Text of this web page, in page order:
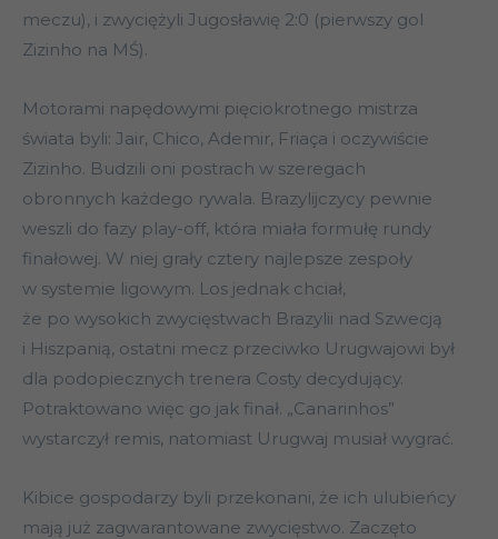
meczu), i zwyciężyli Jugosławię 2:0 (pierwszy gol
Zizinho na MŚ).
Motorami napędowymi pięciokrotnego mistrza
świata byli: Jair, Chico, Ademir, Friaça i oczywiście
Zizinho. Budzili oni postrach w szeregach
obronnych każdego rywala. Brazylijczycy pewnie
weszli do fazy play-off, która miała formułę rundy
finałowej. W niej grały cztery najlepsze zespoły
w systemie ligowym. Los jednak chciał,
że po wysokich zwycięstwach Brazylii nad Szwecją
i Hiszpanią, ostatni mecz przeciwko Urugwajowi był
dla podopiecznych trenera Costy decydujący.
Potraktowano więc go jak finał. „Canarinhos”
wystarczył remis, natomiast Urugwaj musiał wygrać.
Kibice gospodarzy byli przekonani, że ich ulubieńcy
mają już zagwarantowane zwycięstwo. Zaczęto